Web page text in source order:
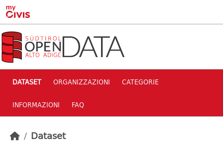
Skip to main content
DATASET ORGANIZZAZIONI CATEGORIE
INFORMAZIONI FAQ
Dataset